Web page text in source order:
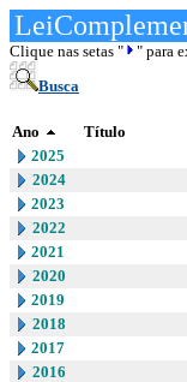
Clique nas setas "
" para
Busca
Ano Título
2025
2024
2023
2022
2021
2020
2019
2018
2017
2016